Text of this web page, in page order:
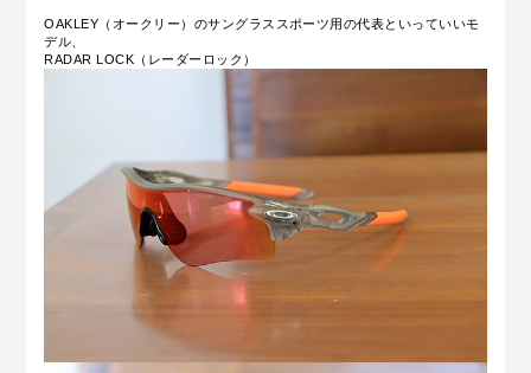
OAKLEY（オークリー）のサングラススポーツ用の代表といっていいモ
デル、
RADAR LOCK（レーダーロック）